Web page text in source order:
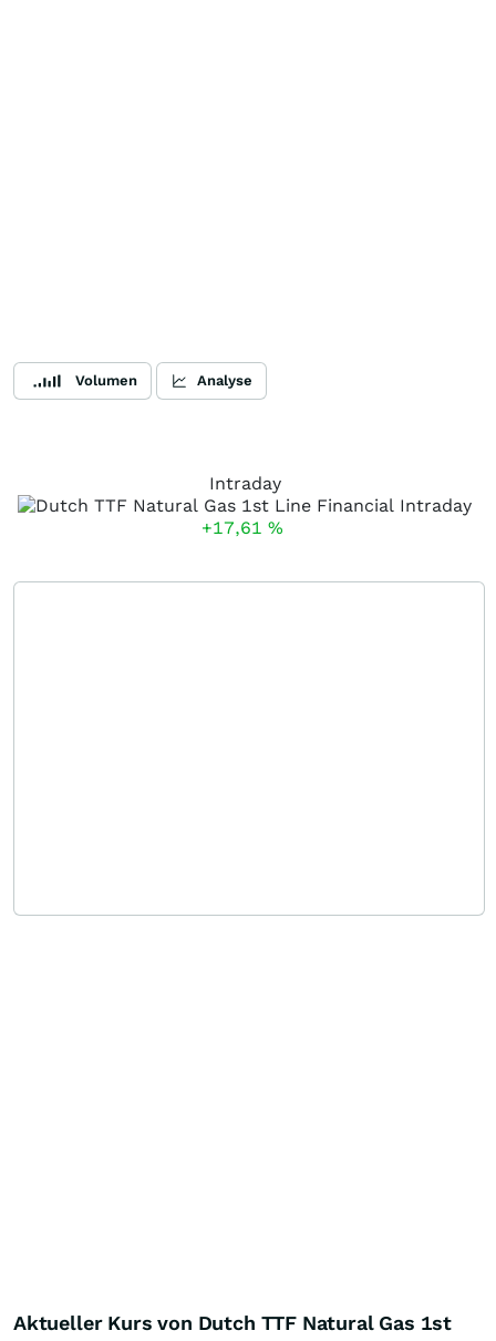
Volumen Analyse
Intraday
+17,61 %
Aktueller Kurs von Dutch TTF Natural Gas 1st